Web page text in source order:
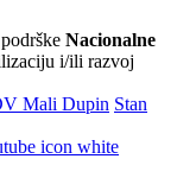
Nacionalne
i/ili razvoj
Mali Dupin Stan